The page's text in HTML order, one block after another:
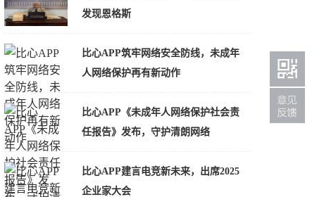
发现恩格斯
比心APP筑牢网络安全防线，未成年
人网络保护再有新动作
比心APP《未成年人网络保护社会责
任报告》发布，守护清朗网络
比心APP建言电竞新未来，出席2025
企业家大会